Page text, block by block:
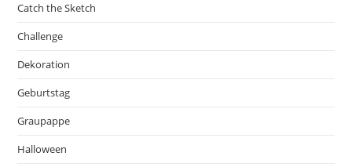
Catch the Sketch
Challenge
Dekoration
Geburtstag
Graupappe
Halloween